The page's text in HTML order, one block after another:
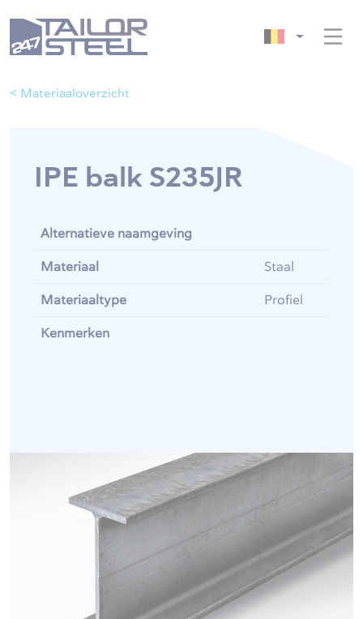
< Materiaaloverzicht
IPE balk S235JR
Alternatieve naamgeving
Materiaal Staal
Materiaaltype Profiel
Kenmerken